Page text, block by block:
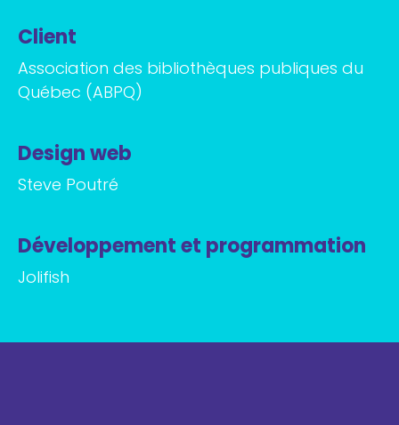
Client
Association des bibliothèques publiques du
Québec (ABPQ)
Design web
Steve Poutré
Développement et programmation
Jolifish